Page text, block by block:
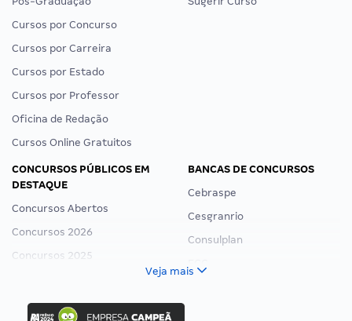
Cursos por Concurso
Cursos por Carreira
Cursos por Estado
Cursos por Professor
Oficina de Redação
Cursos Online Gratuitos
CONCURSOS PÚBLICOS EM
DESTAQUE
Concursos Abertos
Concursos 2026
Concursos 2025
Concurso Nacional Unificado
Concurso Ibama
BANCAS DE CONCURSOS
Cebraspe
Cesgranrio
Consulplan
Veja mais